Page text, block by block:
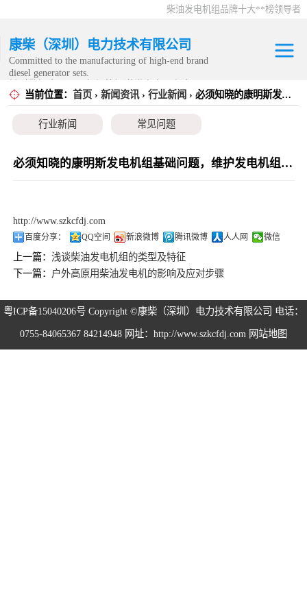
柴油发电机组品牌十大**榜领导者
康柴（深圳）电力技术有限公司
Committed to the manufacturing of high-end brand
diesel generator sets.
务范围内。
当前位置： 首页 › 新闻资讯› 行业新闻 › 必须知晓的康明斯发电机组基础问题，维护发电机组入门知识（二）
行业新闻 常见问题
必须知晓的康明斯发电机组基础问题，维护发电机组入门知识（二）
http://www.szkcfdj.com
百度分享： QQ空间 新浪微博 腾讯微博 人人网 微信
上一篇：浅谈柴油发电机组的类型及特征
下一篇： 户外高原用柴油发电机的影响及应对步骤
粤ICP备15040206号 Copyright ©康柴（深圳）电力技术有限公司 电话：
0755-84065367 84214948 网址：http://www.szkcfdj.com 网站地图
康明斯发电机组
静音发电机组
移动发电机组
发电机租赁
CPG原厂整机